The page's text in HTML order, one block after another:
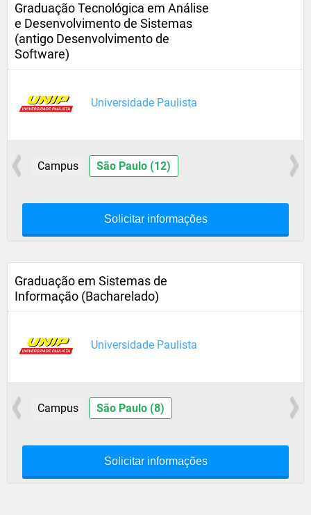
Graduação Tecnológica em Análise
e Desenvolvimento de Sistemas
(antigo Desenvolvimento de
Software)
Universidade Paulista
Campus São Paulo (12)
Solicitar informações
Graduação em Sistemas de
Informação (Bacharelado)
Universidade Paulista
Campus São Paulo (8)
Solicitar informações